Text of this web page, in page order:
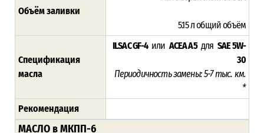
Объём заливки
5.15 л общий объём
Спецификация
масла
ILSAC GF-4 или ACEA A5для SAE 5W-
30
Периодичность замены: 5-7 тыс. км.
*
Рекомендация
МАСЛО в МКПП-6